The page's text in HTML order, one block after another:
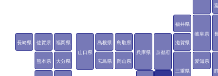
福井県
岐阜県
愛知県
三重県
滋賀県
京都府
兵庫県
鳥取県
島根県
岡山県
広島県
山口県
福岡県
佐賀県
長崎県
熊本県 大分県